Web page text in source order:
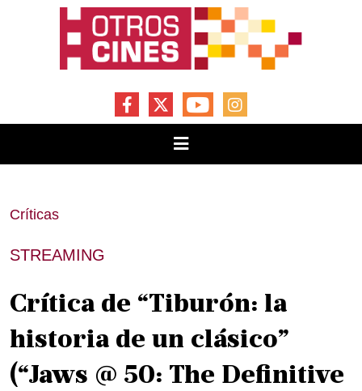
FACEBOOKYOUTUBEINSTAGRAM
Críticas
STREAMING
Crítica de “Tiburón: la
historia de un clásico”
(“Jaws @ 50: The Definitive